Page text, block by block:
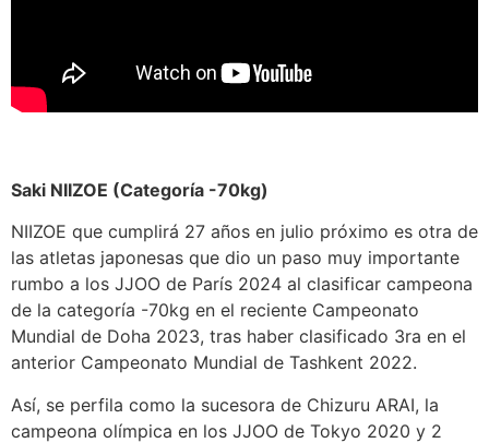
Saki NIIZOE (Categoría -70kg)
NIIZOE que cumplirá 27 años en julio próximo es otra de
las atletas japonesas que dio un paso muy importante
rumbo a los JJOO de París 2024 al clasificar campeona
de la categoría -70kg en el reciente Campeonato
Mundial de Doha 2023, tras haber clasificado 3ra en el
anterior Campeonato Mundial de Tashkent 2022.
Así, se perfila como la sucesora de Chizuru ARAI, la
campeona olímpica en los JJOO de Tokyo 2020 y 2